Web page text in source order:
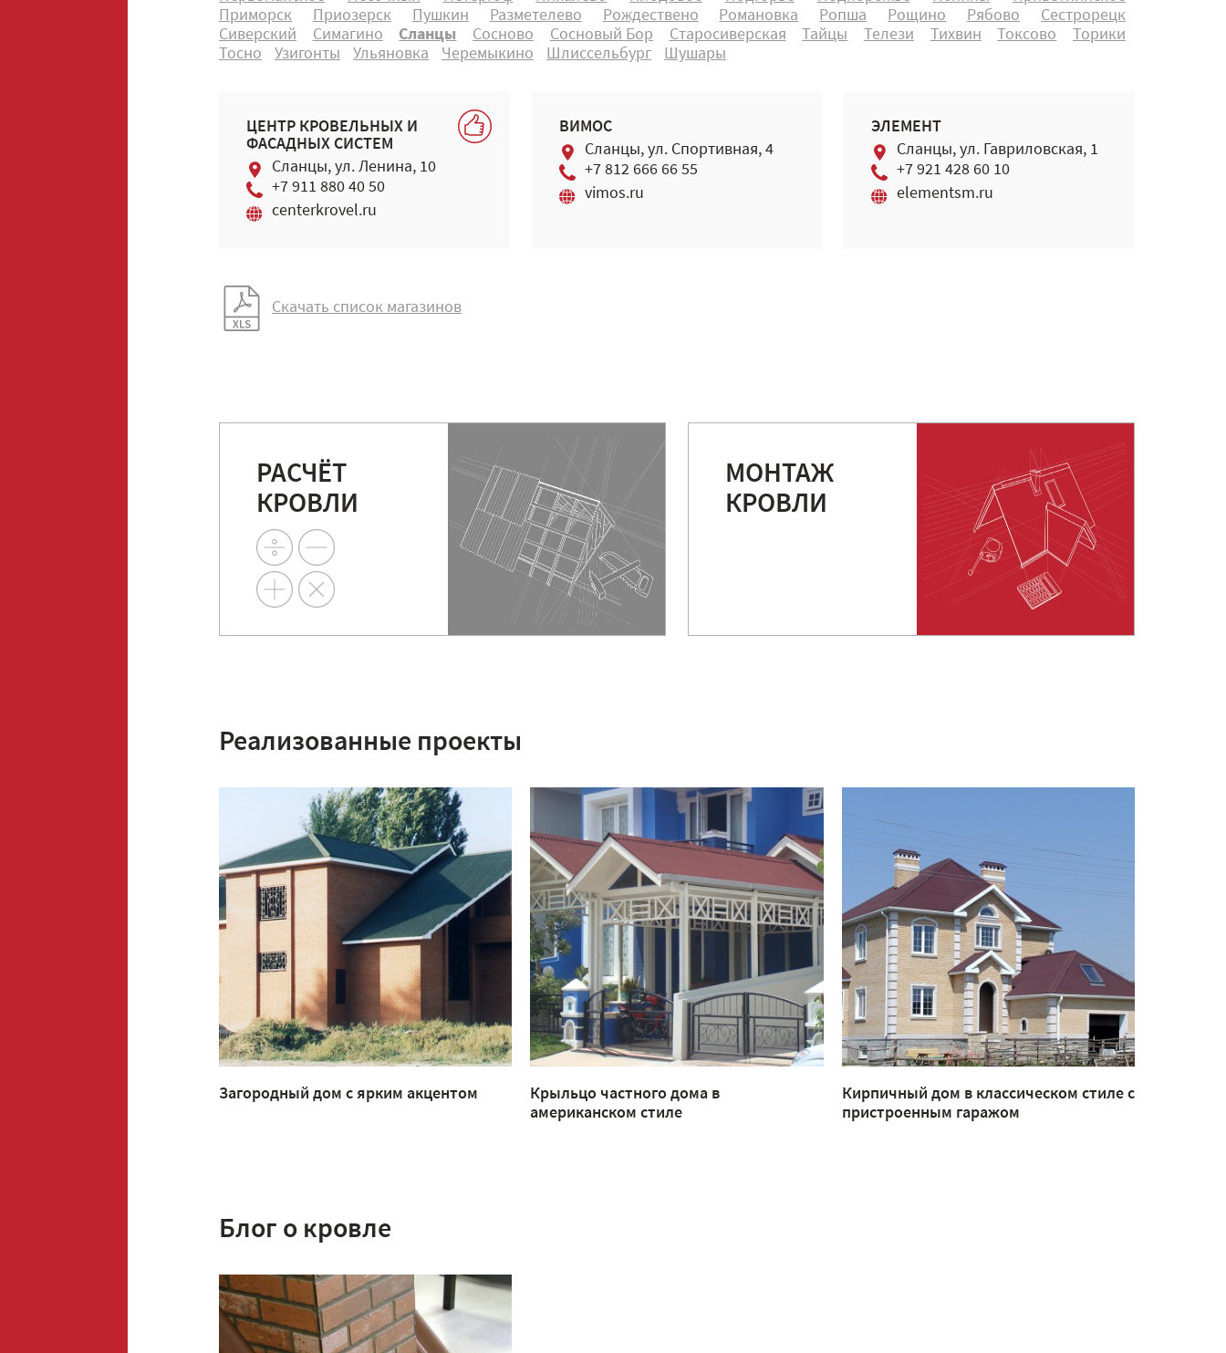
Приморск
Приозерск Пушкин Разметелево Рождествено Романовка Ропша Рощино Рябово
Сестрорецк
Сиверский
Симагино Сланцы Сосново Сосновый Бор Старосиверская Тайцы Телези Тихвин Токсово
Торики
Тосно
Узигонты Ульяновка Черемыкино Шлиссельбург Шушары
ЦЕНТР КРОВЕЛЬНЫХ И
ФАСАДНЫХ СИСТЕМ
Сланцы, ул. Ленина, 10
+7 911 880 40 50
centerkrovel.ru
ВИМОС
Сланцы, ул. Спортивная, 4
+7 812 666 66 55
vimos.ru
ЭЛЕМЕНТ
Сланцы, ул. Гавриловская, 1
+7 921 428 60 10
elementsm.ru
Скачать список магазинов
РАСЧЁТ
КРОВЛИ
МОНТАЖ
КРОВЛИ
Реализованные проекты
Загородный дом с ярким акцентом
Крыльцо частного дома в
американском стиле
Кирпичный дом в классическом стиле с
пристроенным гаражом
Блог о кровле